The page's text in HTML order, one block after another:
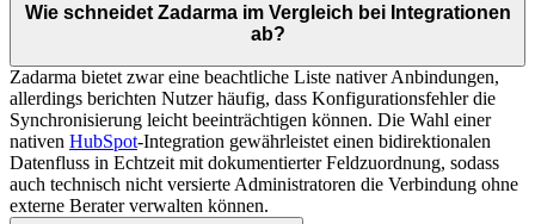
Wie schneidet Zadarma im Vergleich bei Integrationen
ab?
Zadarma bietet zwar eine beachtliche Liste nativer Anbindungen,
allerdings berichten Nutzer häufig, dass Konfigurationsfehler die
Synchronisierung leicht beeinträchtigen können. Die Wahl einer
nativen HubSpot-Integration gewährleistet einen bidirektionalen
Datenfluss in Echtzeit mit dokumentierter Feldzuordnung, sodass
auch technisch nicht versierte Administratoren die Verbindung ohne
externe Berater verwalten können.